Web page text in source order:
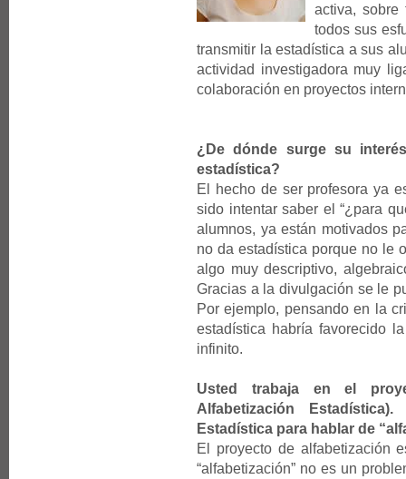
activa, sobre
todos sus
transmitir la estadística a sus
actividad investigadora muy
colaboración en proyectos
¿De dónde surge su
estadística?
El hecho de ser profesora ya
sido intentar saber el “¿para
alumnos, ya están motivados
no da estadística porque no le
algo muy descriptivo,
Gracias a la divulgación se le
Por ejemplo, pensando en la
estadística habría favorecido
infinito.
Usted trabaja en el
Alfabetización
Estadística para hablar de
El proyecto de alfabetización
“alfabetización” no es un